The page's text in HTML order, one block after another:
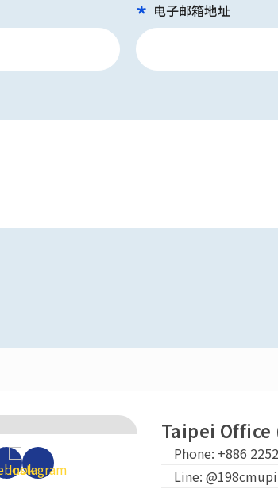
电子邮箱地址
Taipei Office
Phone: +886
Line: @198cmupi